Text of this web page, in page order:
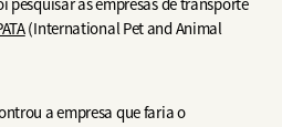
(International Pet and Animal
a empresa que faria o